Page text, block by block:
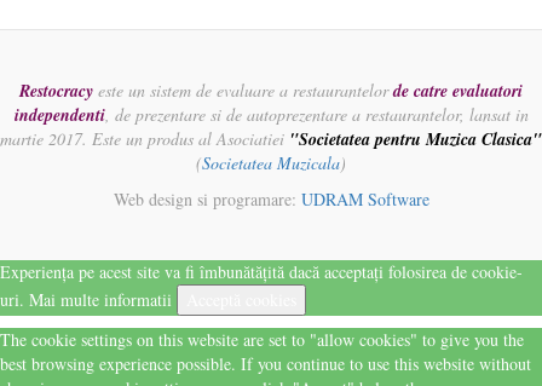
Restocracy este un sistem de evaluare a restaurantelorde catre evaluatori
independenti, de prezentare si de autoprezentare a restaurantelor, lansat in
martie 2017. Este un produs al Asociatiei "Societatea pentru Muzica Clasica"
(Societatea Muzicala)
Web design si programare: UDRAM Software
Experiența pe acest site va fi îmbunătățită dacă acceptați folosirea de cookie-
uri. Mai multe informatii
The cookie settings on this website are set to "allow cookies" to give you the
best browsing experience possible. If you continue to use this website without